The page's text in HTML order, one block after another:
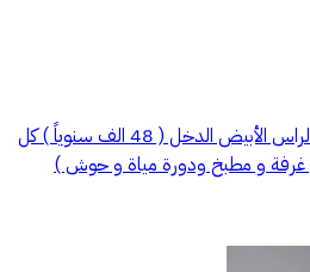
3 استراحات شباب للبيع بحي الراس الأبيض الدخل ( 48 الف سنوياً ) كل
و مطبخ ودورة مياة و حوش )